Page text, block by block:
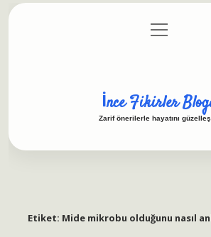
Gizlilik Politikası
menüyü
aç
İnce Fikirler
Zarif önerilerle hayatını
Etiket: Mide mikrobu olduğunu nasıl